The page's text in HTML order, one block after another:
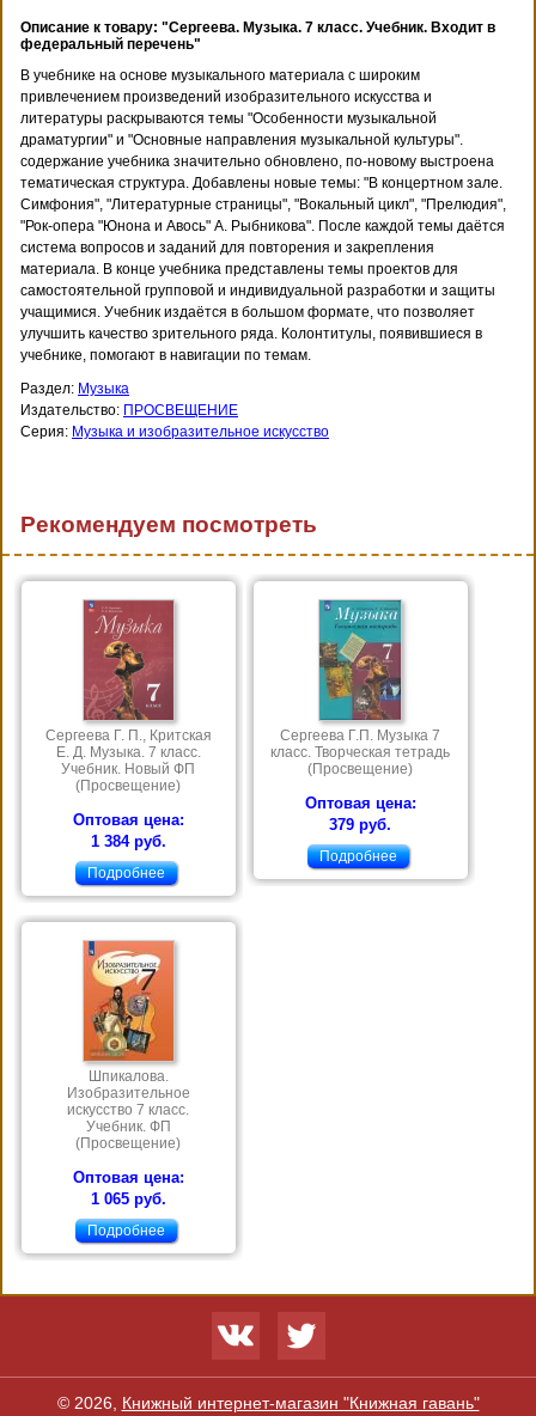
Описание к товару: "Сергеева. Музыка. 7 класс. Учебник. Входит в
федеральный перечень"
В учебнике на основе музыкального материала с широким
привлечением произведений изобразительного искусства и
литературы раскрываются темы "Особенности музыкальной
драматургии" и "Основные направления музыкальной культуры".
содержание учебника значительно обновлено, по-новому выстроена
тематическая структура. Добавлены новые темы: "В концертном зале.
Симфония", "Литературные страницы", "Вокальный цикл", "Прелюдия",
"Рок-опера "Юнона и Авось" А. Рыбникова". После каждой темы даётся
система вопросов и заданий для повторения и закрепления
материала. В конце учебника представлены темы проектов для
самостоятельной групповой и индивидуальной разработки и защиты
учащимися. Учебник издаётся в большом формате, что позволяет
улучшить качество зрительного ряда. Колонтитулы, появившиеся в
учебнике, помогают в навигации по темам.
Раздел: Музыка
Издательство: ПРОСВЕЩЕНИЕ
Серия: Музыка и изобразительное искусство
Рекомендуем посмотреть
Сергеева Г. П., Критская
Е. Д. Музыка. 7 класс.
Учебник. Новый ФП
(Просвещение)
Оптовая цена:
1 384 руб.
Подробнее
Сергеева Г.П. Музыка 7
класс. Творческая тетрадь
(Просвещение)
Оптовая цена:
379 руб.
Подробнее
Шпикалова.
Изобразительное
искусство 7 класс.
Учебник. ФП
(Просвещение)
Оптовая цена:
1 065 руб.
Подробнее
© 2026, Книжный интернет-магазин "Книжная гавань"